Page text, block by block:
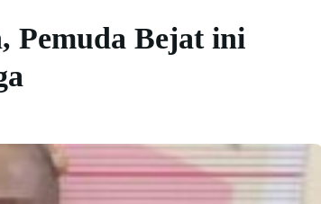
Pemuda Bejat ini